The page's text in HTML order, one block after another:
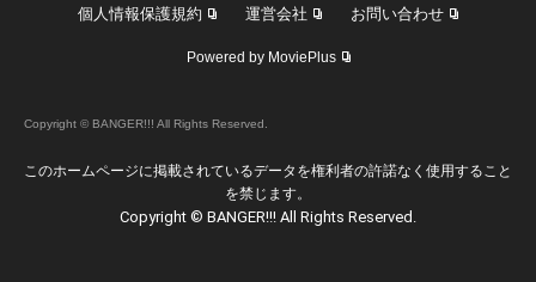
個人情報保護規約 運営会社 お問い合わせ
Powered by MoviePlus
Copyright © BANGER!!! All Rights Reserved.
このホームページに掲載されているデータを権利者の許諾なく使用すること
を禁じます。
Copyright © BANGER!!! All Rights Reserved.